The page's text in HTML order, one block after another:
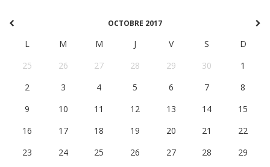
OCTOBRE 2017
L M M J V S
D
25
26 27 28 29 30
1
2
3 4 5 6 7
8
9
10 11 12 13 14
15
16
17 18 19 20 21
22
23
24 25 26 27 28
29